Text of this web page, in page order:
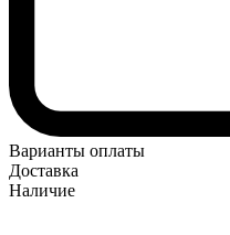
Варианты оплаты
Доставка
Наличие